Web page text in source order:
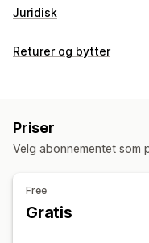
Juridisk
Samsvar
Tilpasning
Popup-vinduer
Farge
Returer og bytter
Returer i butikk
Priser
Velg abonnementet som
Free
Gratis